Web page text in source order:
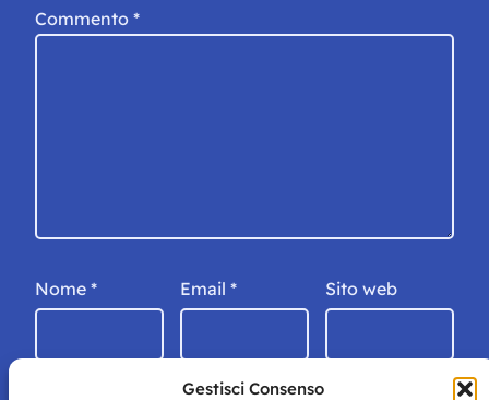
Gestisci Consenso
Commento *
Nome * Email * Sito web